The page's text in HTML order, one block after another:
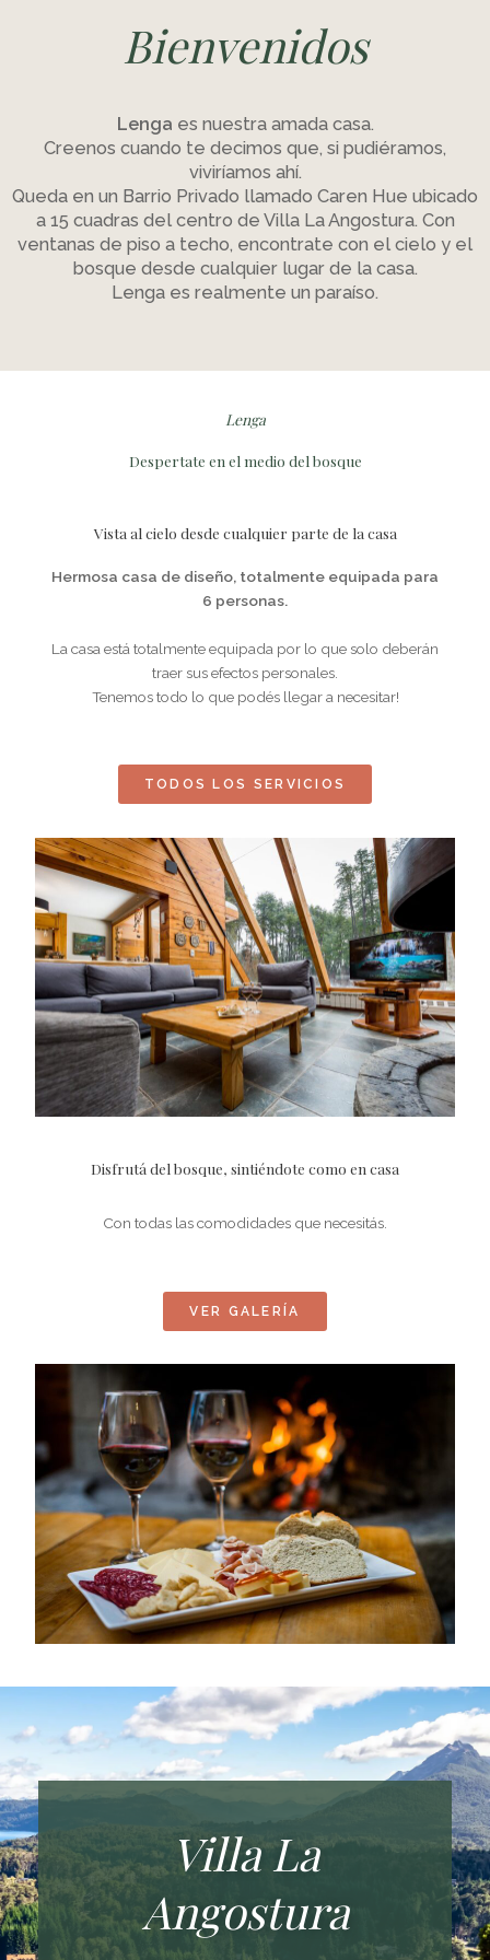
Bienvenidos
Lenga es nuestra amada casa.
Creenos cuando te decimos que, si pudiéramos,
viviríamos ahí.
Queda en un Barrio Privado llamado Caren Hue ubicado
a 15 cuadras del centro de Villa La Angostura. Con
ventanas de piso a techo, encontrate con el cielo y el
bosque desde cualquier lugar de la casa.
Lenga es realmente un paraíso.
Lenga
Despertate en el medio del bosque
Vista al cielo desde cualquier parte de la casa
Hermosa casa de diseño, totalmente equipada para
6 personas.
La casa está totalmente equipada por lo que solo deberán
traer sus efectos personales.
Tenemos todo lo que podés llegar a necesitar!
TODOS LOS SERVICIOS
Disfrutá del bosque, sintiéndote como en casa
Con todas las comodidades que necesitás.
VER GALERÍA
Villa La
Angostura